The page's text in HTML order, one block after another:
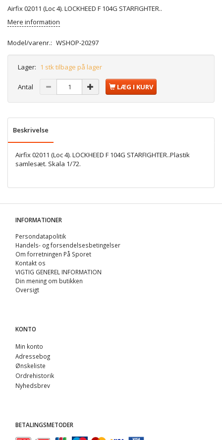
Airfix 02011 (Loc 4). LOCKHEED F 104G STARFIGHTER..
Mere information
Model/varenr.: WSHOP-20297
Lager: 1 stk tilbage på lager
Antal LÆG I KURV
Beskrivelse
Airfix 02011 (Loc 4). LOCKHEED F 104G STARFIGHTER..Plastik
samlesæt. Skala 1/72.
INFORMATIONER
Persondatapolitik
Handels- og forsendelsesbetingelser
Om forretningen På Sporet
Kontakt os
VIGTIG GENEREL INFORMATION
Din mening om butikken
Oversigt
KONTO
Min konto
Adressebog
Ønskeliste
Ordrehistorik
Nyhedsbrev
BETALINGSMETODER